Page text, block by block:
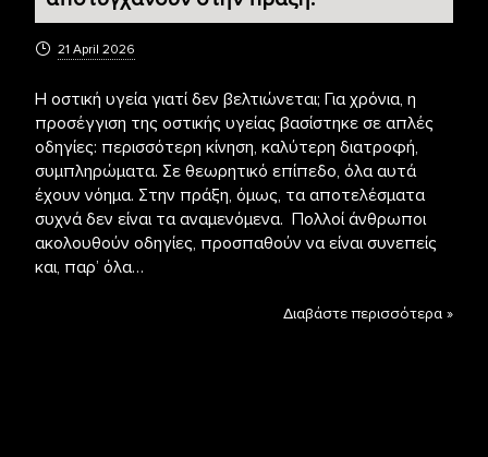
21 April 2026
Η οστική υγεία γιατί δεν βελτιώνεται; Για χρόνια, η
προσέγγιση της οστικής υγείας βασίστηκε σε απλές
οδηγίες: περισσότερη κίνηση, καλύτερη διατροφή,
συμπληρώματα. Σε θεωρητικό επίπεδο, όλα αυτά
έχουν νόημα. Στην πράξη, όμως, τα αποτελέσματα
συχνά δεν είναι τα αναμενόμενα. Πολλοί άνθρωποι
ακολουθούν οδηγίες, προσπαθούν να είναι συνεπείς
και, παρ’ όλα…
Διαβάστε περισσότερα »